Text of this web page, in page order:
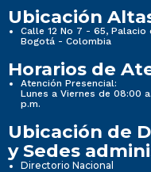
Ubicación
Calle 12 No 7 - 65,
Bogotá - Colombia
Horarios de
Atención Presencial:
Lunes a Viernes de 08:00
p.m.
Ubicación de
y Sedes
Directorio Nacional